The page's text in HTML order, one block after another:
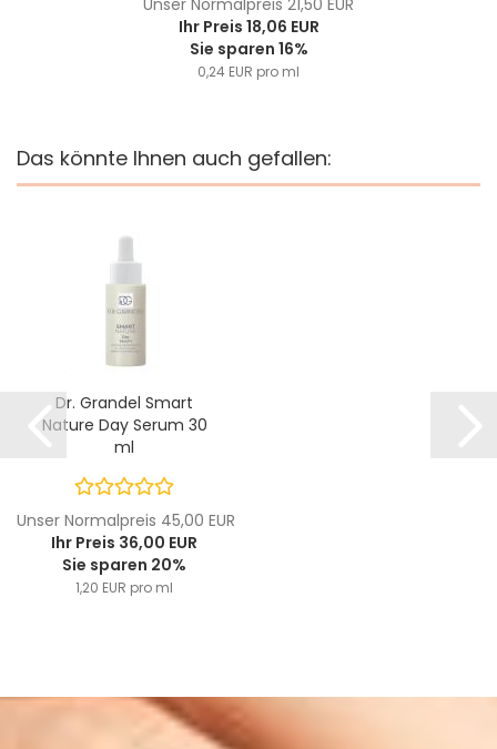
Unser Normalpreis 21,50 EUR
Ihr Preis 18,06 EUR
Sie sparen 16%
0,24 EUR pro ml
Das könnte Ihnen auch gefallen:
Dr. Grandel Smart
Nature Day Serum 30
ml
Unser Normalpreis 45,00 EUR
Ihr Preis 36,00 EUR
Sie sparen 20%
1,20 EUR pro ml